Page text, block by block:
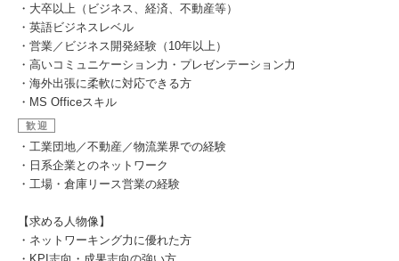
・大卒以上（ビジネス、経済、不動産等）
・英語ビジネスレベル
・営業／ビジネス開発経験（10年以上）
・高いコミュニケーション力・プレゼンテーション力
・海外出張に柔軟に対応できる方
・MS Officeスキル
歓迎
・工業団地／不動産／物流業界での経験
・日系企業とのネットワーク
・工場・倉庫リース営業の経験
【求める人物像】
・ネットワーキング力に優れた方